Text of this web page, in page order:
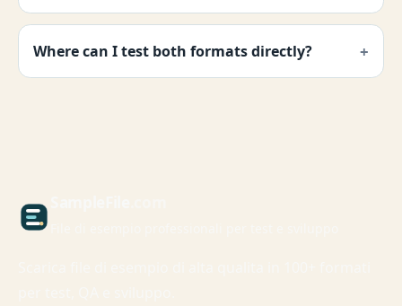
Where can I test both formats directly?